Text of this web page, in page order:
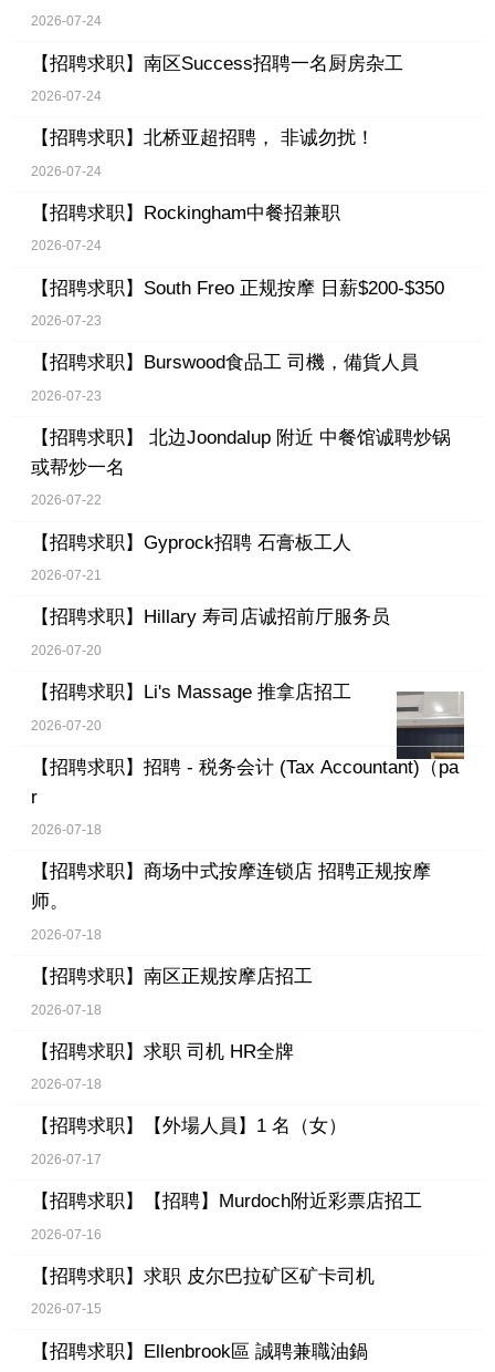
2026-07-24
【招聘求职】 南区Success招聘一名厨房杂工
2026-07-24
【招聘求职】 北桥亚超招聘， 非诚勿扰！
2026-07-24
【招聘求职】 Rockingham中餐招兼职
2026-07-24
【招聘求职】 South Freo 正规按摩 日薪$200-$350
2026-07-23
【招聘求职】 Burswood食品工 司機，備貨人員
2026-07-23
【招聘求职】
北边Joondalup 附近 中餐馆诚聘炒锅
或帮炒一名
2026-07-22
【招聘求职】 Gyprock招聘 石膏板工人
2026-07-21
【招聘求职】 Hillary 寿司店诚招前厅服务员
2026-07-20
【招聘求职】 Li's Massage 推拿店招工
2026-07-20
【招聘求职】 招聘 - 税务会计 (Tax Accountant)（pa
r
2026-07-18
【招聘求职】 商场中式按摩连锁店 招聘正规按摩
师。
2026-07-18
【招聘求职】 南区正规按摩店招工
2026-07-18
【招聘求职】 求职 司机 HR全牌
2026-07-18
【招聘求职】 【外場人員】1 名（女）
2026-07-17
【招聘求职】 【招聘】Murdoch附近彩票店招工
2026-07-16
【招聘求职】 求职 皮尔巴拉矿区矿卡司机
2026-07-15
【招聘求职】 Ellenbrook區 誠聘兼職油鍋